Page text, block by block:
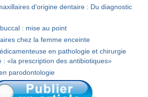
d'origine dentaire : Du diagnostic
: mise au point
chez la femme enceinte
en pathologie et chirurgie
: «la prescription des antibiotiques»
parodontologie